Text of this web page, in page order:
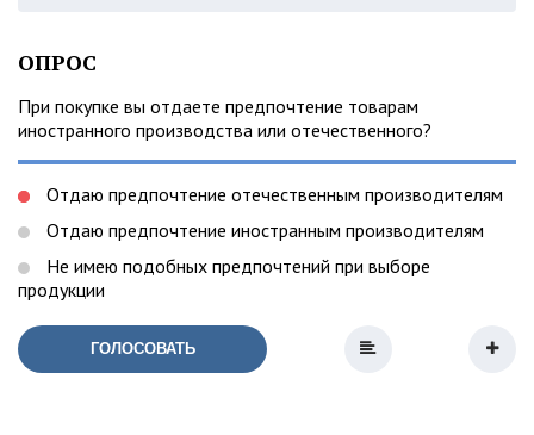
ОПРОС
При покупке вы отдаете предпочтение товарам
иностранного производства или отечественного?
Отдаю предпочтение отечественным производителям
Отдаю предпочтение иностранным производителям
Не имею подобных предпочтений при выборе
продукции
ГОЛОСОВАТЬ